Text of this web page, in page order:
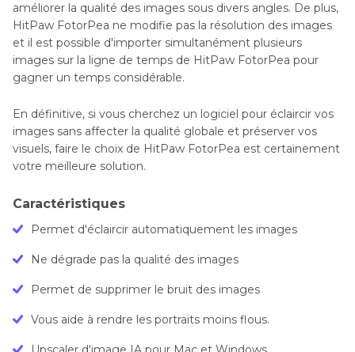
améliorer la qualité des images sous divers angles. De plus,
HitPaw FotorPea ne modifie pas la résolution des images
et il est possible d'importer simultanément plusieurs
images sur la ligne de temps de HitPaw FotorPea pour
gagner un temps considérable.
En définitive, si vous cherchez un logiciel pour éclaircir vos
images sans affecter la qualité globale et préserver vos
visuels, faire le choix de HitPaw FotorPea est certainement
votre meilleure solution.
Caractéristiques
Permet d'éclaircir automatiquement les images
Ne dégrade pas la qualité des images
Permet de supprimer le bruit des images
Vous aide à rendre les portraits moins flous.